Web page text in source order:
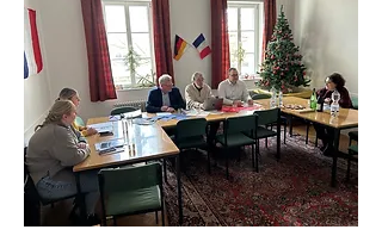
Zurück Weiter